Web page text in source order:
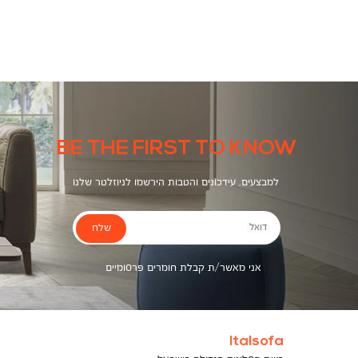
BE THE FIRST TO KNOW
למבצעים, עידכונים והטבות הירשמו לניוזלטר שלנו
דואל
אני מאשר/ת קבלת חומרים פרסומיים
שלח
Italsofa